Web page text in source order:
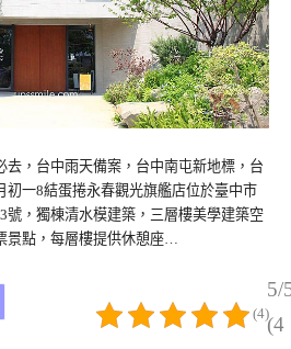
去，台中雨天備案，台中南屯新地標，台
初一8結蛋捲永春觀光旗艦店位於臺中市
號，獨棟清水模建築，三層樓美學建築空
景點，每層樓提供休憩座…
5/
(4
(4)